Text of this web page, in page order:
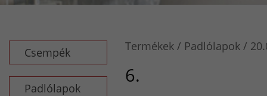
Csempék
Padlólapok
Termékek Padlólapok
6.